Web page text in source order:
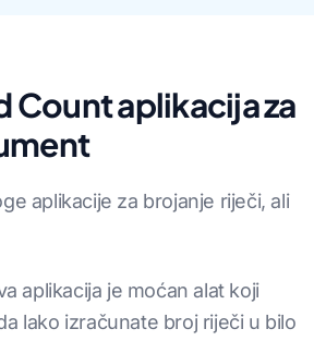
Count aplikacija za
aplikacije za brojanje riječi, ali
aplikacija je moćan alat koji
lako izračunate broj riječi u bilo